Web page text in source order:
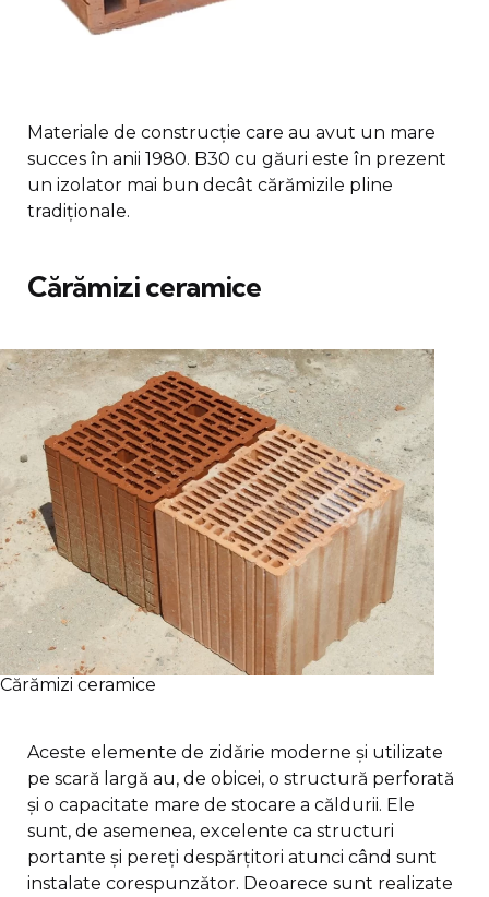
Materiale de construcție care au avut un mare
succes în anii 1980. B30 cu găuri este în prezent
un izolator mai bun decât cărămizile pline
tradiționale.
Cărămizi ceramice
Cărămizi ceramice
Aceste elemente de zidărie moderne și utilizate
pe scară largă au, de obicei, o structură perforată
și o capacitate mare de stocare a căldurii. Ele
sunt, de asemenea, excelente ca structuri
portante și pereți despărțitori atunci când sunt
instalate corespunzător. Deoarece sunt realizate